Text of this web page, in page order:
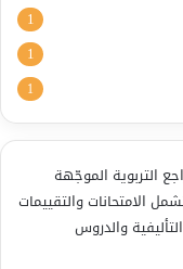
1
1
1
التربوية الموجّهة
الامتحانات والتقييمات
والدروس